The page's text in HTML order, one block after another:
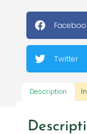
Twitter
Description